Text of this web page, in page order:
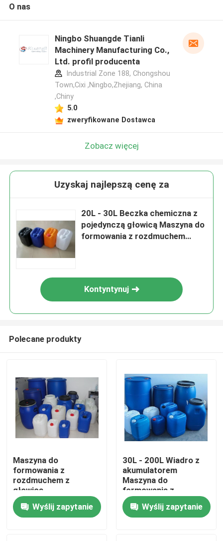
Dom
Produkty
O nas
Ningbo Shuangde Tianli
Machinery Manufacturing Co.,
Ltd. profil producenta
Industrial Zone 188, Chongshou
Town,Cixi ,Ningbo,Zhejiang, China
,Chiny
5.0
zweryfikowane Dostawca
Zobacz więcej
Uzyskaj najlepszą cenę za
20L - 30L Beczka chemiczna z
pojedynczą głowicą Maszyna do
formowania z rozdmuchem
Kontyntynuj
Polecane produkty
Maszyna do
formowania z
rozdmuchem z
głowicą
akumulatorową do 20L
- 200L chemicznego
wiadra do układania w
Wyślij zapytanie
30L - 200L Wiadro z
akumulatorem
Maszyna do
formowania z
rozdmuchem Wysoka
prędkośćWyślij zapytanie